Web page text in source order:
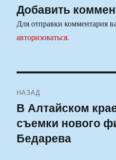
Добавить
Для отправки комментария
авторизоваться.
по
записям
НАЗАД
Предыдущая
запись:
В Алтайском
съемки нового
Бедарева